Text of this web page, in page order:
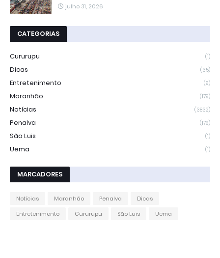
julho 31, 2026
CATEGORIAS
Cururupu (1)
Dicas (35)
Entretenimento (9)
Maranhão (179)
Notícias (3832)
Penalva (179)
São Luis (1)
Uema (1)
MARCADORES
Notícias Maranhão Penalva
Dicas
Entretenimento
Cururupu São Luis Uema